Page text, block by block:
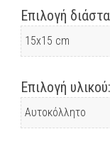
Επιλογή
Επιλογή υλικού: